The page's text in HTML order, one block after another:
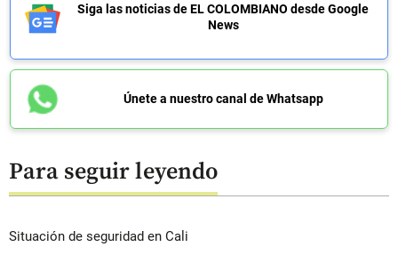
Siga las noticias de EL COLOMBIANO desde Google
News
Únete a nuestro canal de Whatsapp
Para seguir leyendo
Situación de seguridad en Cali